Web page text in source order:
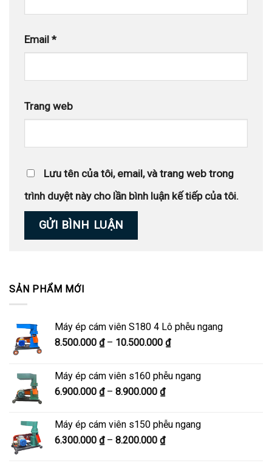
Email *
Trang web
Lưu tên của tôi, email, và trang web trong
trình duyệt này cho lần bình luận kế tiếp của tôi.
SẢN PHẨM MỚI
Máy ép cám viên S180 4 Lô phễu ngang
8.500.000 ₫ – 10.500.000 ₫Khoảng
8.500.000 ₫
Máy ép cám viên s160 phễu ngang
6.900.000 ₫ – 8.900.000 ₫Khoảng
từ
6.900.000 ₫
đến
Máy ép cám viên s150 phễu ngang
6.300.000 ₫ – 8.200.000 ₫Khoảng